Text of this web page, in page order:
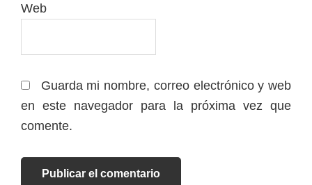
Web
Guarda mi nombre, correo electrónico y web
en este navegador para la próxima vez que
comente.